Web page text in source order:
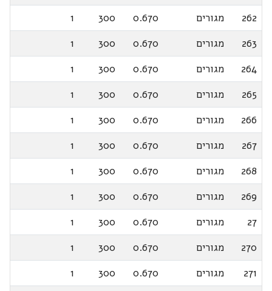
262
מגורים 0.670
300
1
263
מגורים 0.670
300
1
264
מגורים 0.670
300
1
265
מגורים 0.670
300
1
266
מגורים 0.670
300
1
267
מגורים 0.670
300
1
268
מגורים 0.670
300
1
269
מגורים 0.670
300
1
27
מגורים 0.670
300
1
270
מגורים 0.670
300
1
271
מגורים 0.670
300
1